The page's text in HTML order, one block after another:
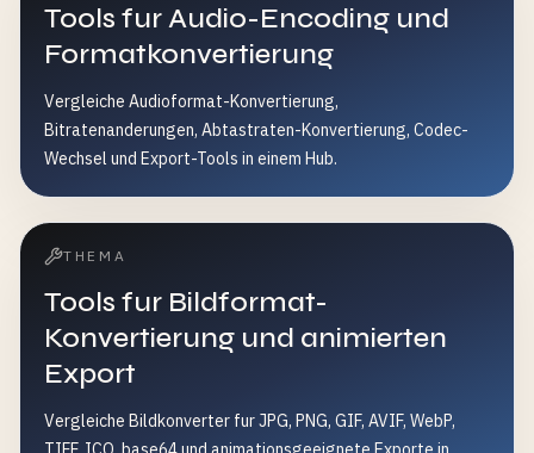
Tools fur Audio-Encoding und
Formatkonvertierung
Vergleiche Audioformat-Konvertierung,
Bitratenanderungen, Abtastraten-Konvertierung, Codec-
Wechsel und Export-Tools in einem Hub.
THEMA
Tools fur Bildformat-
Konvertierung und animierten
Export
Vergleiche Bildkonverter fur JPG, PNG, GIF, AVIF, WebP,